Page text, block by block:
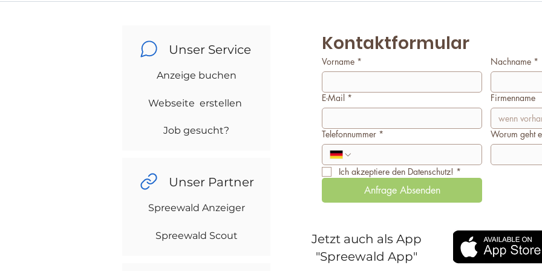
Unser Service
Anzeige buchen
Webseite erstellen
Job gesucht?
Unser Partner
Spreewald Anzeiger
Spreewald Scout
Kontaktformular
Vorname * Nachname *
E-Mail * Firmenname
Telefonnummer * Worum geht
Ich akzeptiere den Datenschutz! *
Anfrage Absenden
Jetzt auch als App
"Spreewald App"